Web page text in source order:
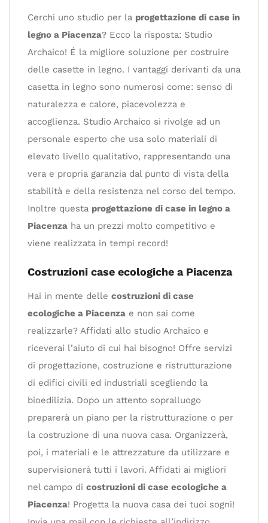
Cerchi uno studio per la progettazione di case in
legno a Piacenza? Ecco la risposta: Studio
Archaico! É la migliore soluzione per costruire
delle casette in legno. I vantaggi derivanti da una
casetta in legno sono numerosi come: senso di
naturalezza e calore, piacevolezza e
accoglienza. Studio Archaico si rivolge ad un
personale esperto che usa solo materiali di
elevato livello qualitativo, rappresentando una
vera e propria garanzia dal punto di vista della
stabilità e della resistenza nel corso del tempo.
Inoltre questa progettazione di case in legno a
Piacenza ha un prezzi molto competitivo e
viene realizzata in tempi record!
Costruzioni case ecologiche a Piacenza
Hai in mente delle costruzioni di case
ecologiche a Piacenza e non sai come
realizzarle? Affidati allo studio Archaico e
riceverai l’aiuto di cui hai bisogno! Offre servizi
di progettazione, costruzione e ristrutturazione
di edifici civili ed industriali scegliendo la
bioedilizia. Dopo un attento sopralluogo
preparerà un piano per la ristrutturazione o per
la costruzione di una nuova casa. Organizzerà,
poi, i materiali e le attrezzature da utilizzare e
supervisionerà tutti i lavori. Affidati ai migliori
nel campo di costruzioni di case ecologiche a
Piacenza! Progetta la nuova casa dei tuoi sogni!